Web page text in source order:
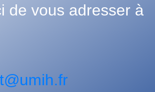
de vous adresser à